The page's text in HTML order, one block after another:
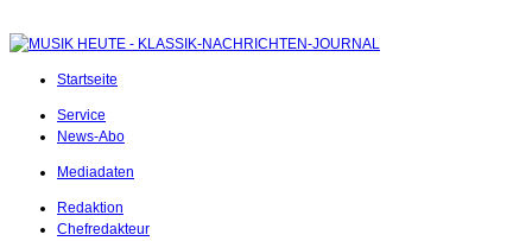
Startseite
Service
News-Abo
Mediadaten
Redaktion
Chefredakteur